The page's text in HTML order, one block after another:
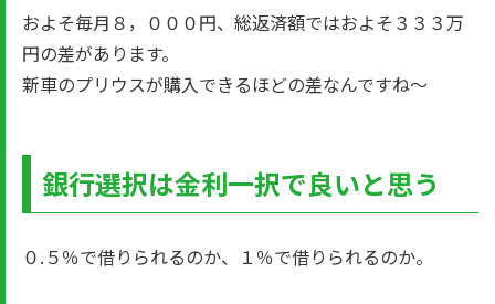
およそ毎月８，０００円、総返済額ではおよそ３３３万
円の差があります。
新車のプリウスが購入できるほどの差なんですね～
銀行選択は金利一択で良いと思う
０.５％で借りられるのか、１％で借りられるのか。